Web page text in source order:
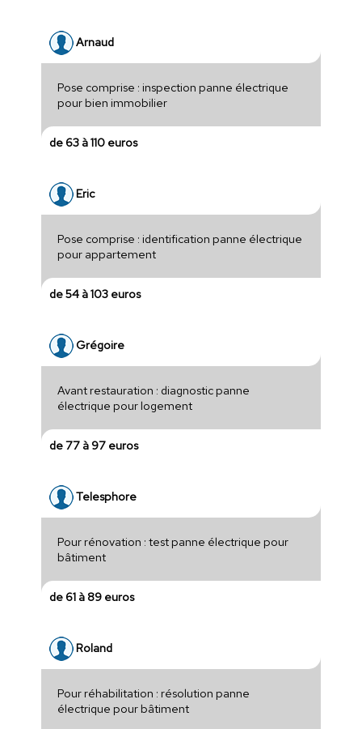
Arnaud
Pose comprise : inspection panne électrique
pour bien immobilier
de 63 à 110 euros
Eric
Pose comprise : identification panne électrique
pour appartement
de 54 à 103 euros
Grégoire
Avant restauration : diagnostic panne
électrique pour logement
de 77 à 97 euros
Telesphore
Pour rénovation : test panne électrique pour
bâtiment
de 61 à 89 euros
Roland
Pour réhabilitation : résolution panne
électrique pour bâtiment